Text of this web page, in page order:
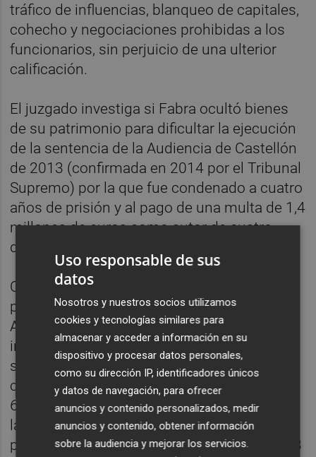
tráfico de influencias, blanqueo de capitales,
cohecho y negociaciones prohibidas a los
funcionarios, sin perjuicio de una ulterior
calificación.
El juzgado investiga si Fabra ocultó bienes
de su patrimonio para dificultar la ejecución
de la sentencia de la Audiencia de Castellón
de 2013 (confirmada en 2014 por el Tribunal
Supremo) por la que fue condenado a cuatro
años de prisión y al pago de una multa de 1,4
millones de euros como autor de cuatro
delitos fiscales.
Carlos Fabra permanece alejado de la vida
política después de salir de la prisión de
Aranjuez (Madrid) en mayo de 2016, donde
ingresó en diciembre de 2014 tras haber
sido considerado culpable de cometer
cuatro delitos fiscales, a pagar una multa de
693.000 euros y a indemnizar a Hacienda en
la misma cantidad. La condena fue hecha
pública por el tribunal en noviembre de 2013
Uso responsable de sus
datos
Nosotros y nuestros socios utilizamos
cookies y tecnologías similares para
almacenar y acceder a información en su
dispositivo y procesar datos personales,
como su dirección IP, identificadores únicos
y datos de navegación, para ofrecer
anuncios y contenido personalizados, medir
anuncios y contenido, obtener información
sobre la audiencia y mejorar los servicios.